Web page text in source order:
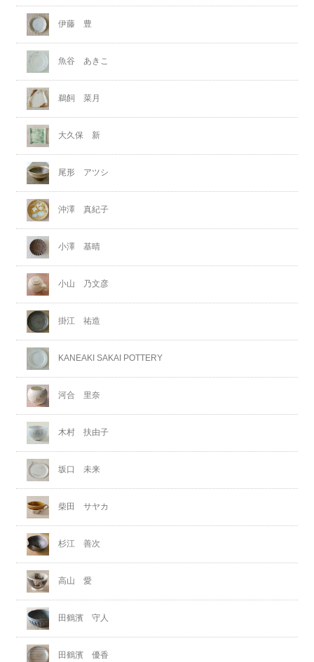
伊藤 豊
魚谷 あきこ
鵜飼 菜月
大久保 新
尾形 アツシ
沖澤 真紀子
小澤 基晴
小山 乃文彦
掛江 祐造
KANEAKI SAKAI POTTERY
河合 里奈
木村 扶由子
坂口 未来
柴田 サヤカ
杉江 善次
高山 愛
田鶴濱 守人
田鶴濱 優香